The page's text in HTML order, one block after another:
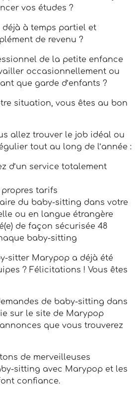
vos études ?
à temps partiel et
de revenu ?
de la petite enfance
occasionnellement ou
que garde d’enfants ?
situation, vous êtes au bon
allez trouver le job idéal ou
tout au long de l’année :
d’un service totalement
propres tarifs
du baby-sitting dans votre
ou en langue étrangère
de façon sécurisée 48
baby-sitting
sitter Marypop a déjà été
? Félicitations ! Vous êtes
de baby-sitting dans
sur le site de Marypop
que vous trouverez
de merveilleuses
sitting avec Marypop et les
confiance.